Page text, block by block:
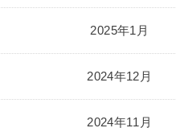
2025年1月
2024年12月
2024年11月